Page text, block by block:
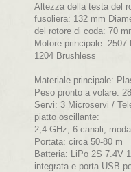
Altezza della testa del
fusoliera: 132 mm
del rotore di coda: 70
Motore principale:
1204 Brushless
Materiale principale:
Peso pronto a volare:
Servi: 3 Microservi /
piatto oscillante:
2,4 GHz, 6 canali,
Portata: circa 50-80 m
Batteria: LiPo 2S 7.4V
integrata e porta USB